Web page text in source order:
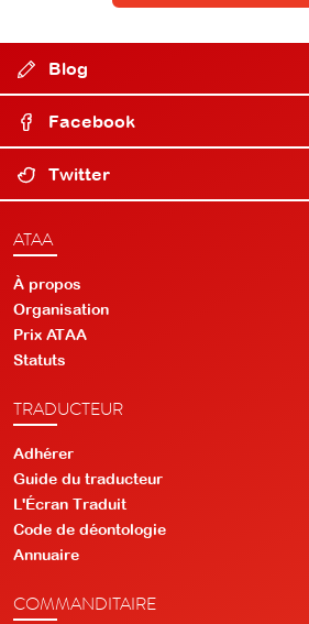
Blog
Facebook
Twitter
ATAA
À propos
Organisation
Prix ATAA
Statuts
TRADUCTEUR
Adhérer
Guide du traducteur
L'Écran Traduit
Code de déontologie
Annuaire
COMMANDITAIRE